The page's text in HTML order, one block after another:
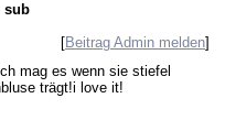
sub
[Beitrag Admin melden]
mag es wenn sie stiefel
trägt!i love it!